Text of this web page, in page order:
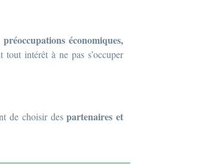
préoccupations économiques,
tout intérêt à ne pas s’occuper
de choisir despartenaires et